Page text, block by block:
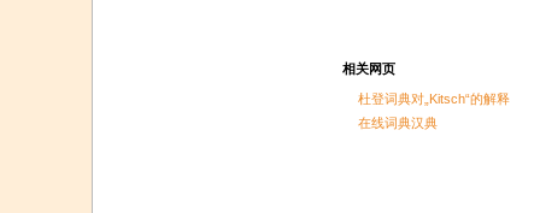
相关网页
杜登词典对„Kitsch“的解释
在线词典汉典